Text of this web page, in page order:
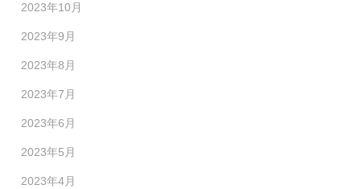
2023年10月
2023年9月
2023年8月
2023年7月
2023年6月
2023年5月
2023年4月